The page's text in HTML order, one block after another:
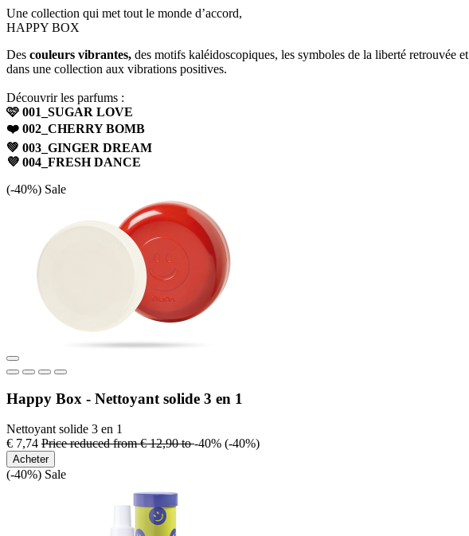
Une collection qui met tout le monde d’accord,
HAPPY BOX
Des couleurs vibrantes, des motifs kaléidoscopiques, les symboles de la liberté retrouvée et
dans une collection aux vibrations positives.
Découvrir les parfums :
🩷 001_SUGAR LOVE
❤️ 002_CHERRY BOMB
💚 003_GINGER DREAM
💜 004_FRESH DANCE
(-40%) Sale
Happy Box - Nettoyant solide 3 en 1
Nettoyant solide 3 en 1
€ 7,74 Price reduced from€ 12,90to-40% (-40%)
Acheter
(-40%) Sale